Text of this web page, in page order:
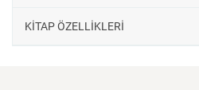
KİTAP ÖZELLİKLERİ